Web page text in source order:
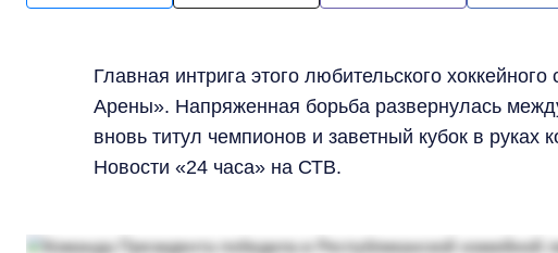
Главная интрига этого любительского
Арены». Напряженная борьба развернулась
вновь титул чемпионов и заветный кубок в
Новости «24 часа» на СТВ.